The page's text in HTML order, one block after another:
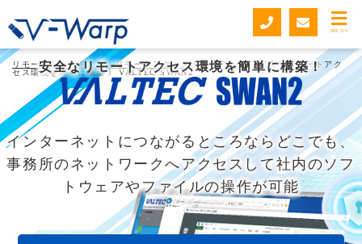
MENU
リモートデスクトップ・リモートアクセスUSB V-Warp>安全なリモートアク
セス環境を簡単に構築！ VALTEC SWAN2
安全なリモートアクセス環境を簡単に構築！
インターネットにつながるところならどこでも、
事務所のネットワークへアクセスして社内のソフ
トウェアやファイルの操作が可能